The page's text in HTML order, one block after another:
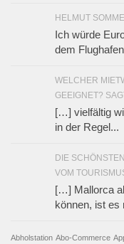
HELMUT
Ich würde
dem
WELCHER
GEEIGNET?
[…] vielfältig
in der Regel...
DIE
VOM
[…] Mallorca
können, ist es
Abholstation Abo-Commerce